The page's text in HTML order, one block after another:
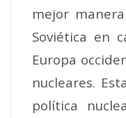
mejor
Soviética en
Europa
nucleares.
política